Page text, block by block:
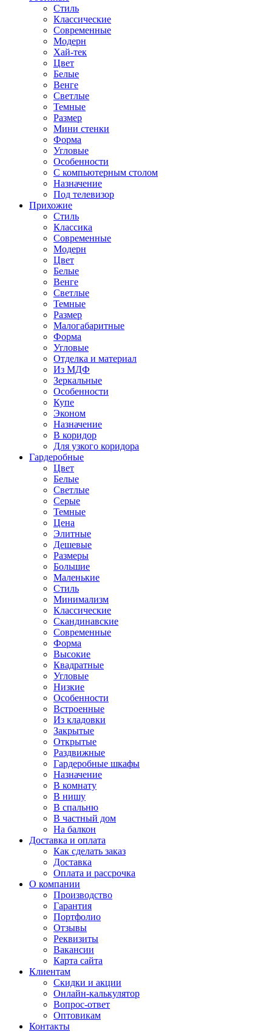
Стиль
Классические
Современные
Модерн
Хай-тек
Цвет
Белые
Венге
Светлые
Темные
Размер
Мини стенки
Форма
Угловые
Особенности
С компьютерным столом
Назначение
Под телевизор
Прихожие
Стиль
Классика
Современные
Модерн
Цвет
Белые
Венге
Светлые
Темные
Размер
Малогабаритные
Форма
Угловые
Отделка и материал
Из МДФ
Зеркальные
Особенности
Купе
Эконом
Назначение
В коридор
Для узкого коридора
Гардеробные
Цвет
Белые
Светлые
Серые
Темные
Цена
Элитные
Дешевые
Размеры
Большие
Маленькие
Стиль
Минимализм
Классические
Скандинавские
Современные
Форма
Высокие
Квадратные
Угловые
Низкие
Особенности
Встроенные
Из кладовки
Закрытые
Открытые
Раздвижные
Гардеробные шкафы
Назначение
В комнату
В нишу
В спальню
В частный дом
На балкон
Доставка и оплата
Как сделать заказ
Доставка
Оплата и рассрочка
О компании
Производство
Гарантия
Портфолио
Отзывы
Реквизиты
Вакансии
Карта сайта
Клиентам
Скидки и акции
Онлайн-калькулятор
Вопрос-ответ
Оптовикам
Контакты